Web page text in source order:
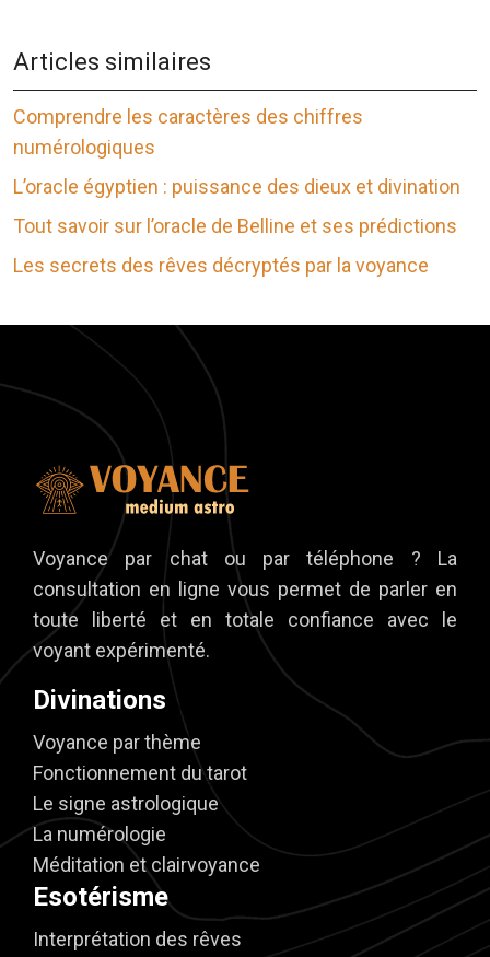
Articles similaires
Comprendre les caractères des chiffres
numérologiques
L’oracle égyptien : puissance des dieux et divination
Tout savoir sur l’oracle de Belline et ses prédictions
Les secrets des rêves décryptés par la voyance
Voyance par chat ou par téléphone ? La
consultation en ligne vous permet de parler en
toute liberté et en totale confiance avec le
voyant expérimenté.
Divinations
Voyance par thème
Fonctionnement du tarot
Le signe astrologique
La numérologie
Méditation et clairvoyance
Esotérisme
Interprétation des rêves